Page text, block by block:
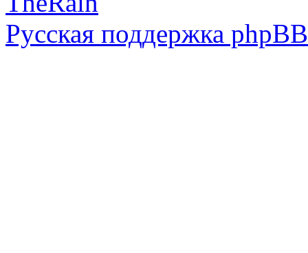
Русская поддержка phpBB